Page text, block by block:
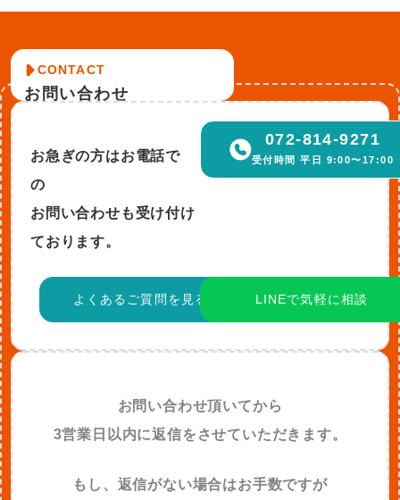
CONTACT
お問い合わせ
お急ぎの方はお電話で
の
お問い合わせも受け付け
ております。
072-814-9271
受付時間 平日 9:00〜17:00
よくあるご質問を見る LINEで気軽に相談
お問い合わせ頂いてから
3営業日以内に返信をさせていただきます。
もし、返信がない場合はお手数ですが